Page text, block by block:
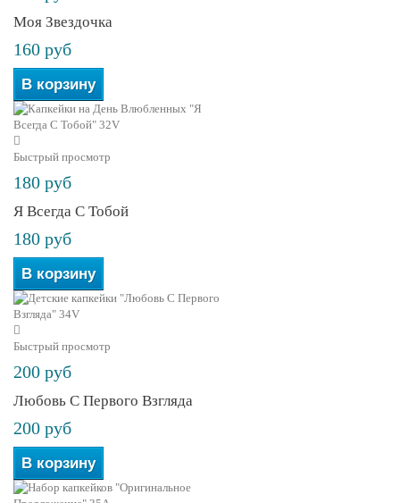
Моя Звездочка
160 руб
В корзину
Быстрый просмотр
180 руб
Я Всегда С Тобой
180 руб
В корзину
Быстрый просмотр
200 руб
Любовь С Первого Взгляда
200 руб
В корзину